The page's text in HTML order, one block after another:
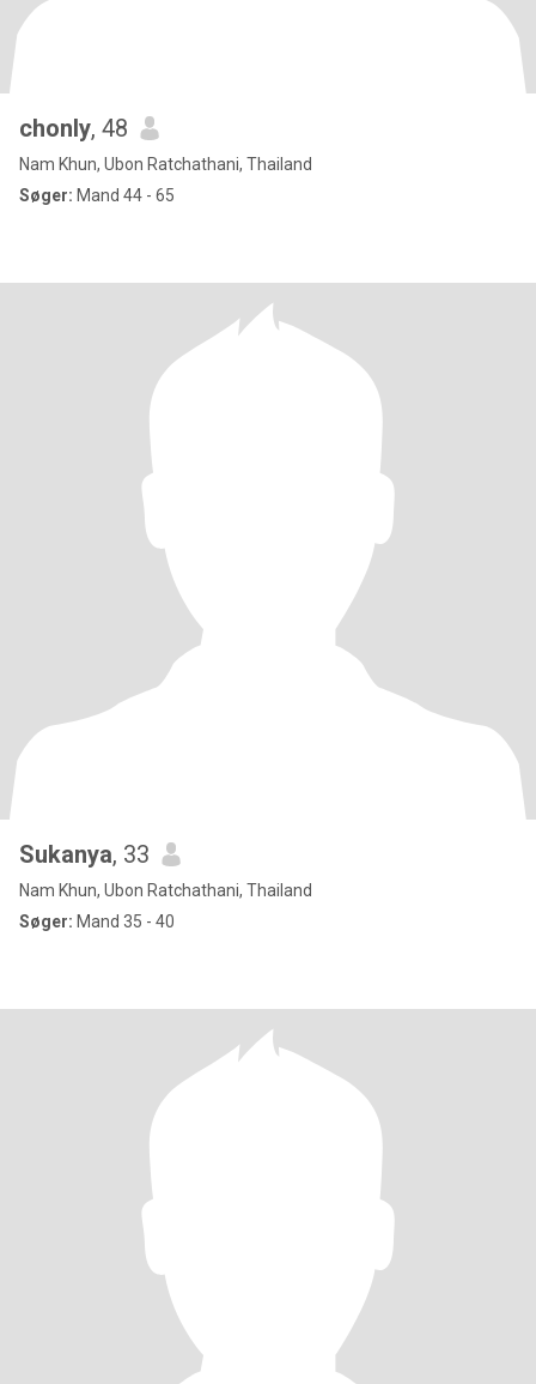
chonly, 48
Nam Khun, Ubon Ratchathani, Thailand
Søger: Mand 44 - 65
Sukanya, 33
Nam Khun, Ubon Ratchathani, Thailand
Søger: Mand 35 - 40